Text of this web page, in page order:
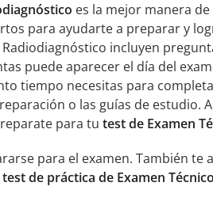
es la mejor manera
para ayudarte a preparar y
incluyen
puede aparecer el día del
tiempo necesitas para
o las guías de estudio.
para tu test de Examen
para el examen. También
test de práctica de Examen